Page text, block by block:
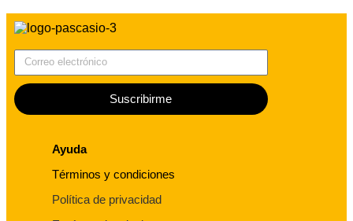
Suscribirme
Ayuda
Términos y condiciones
Política de privacidad